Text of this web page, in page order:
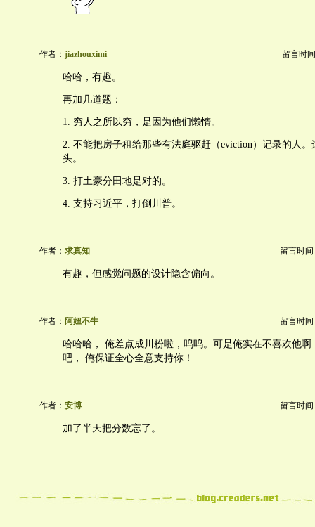
作者： jiazhouximi 留言时
哈哈，有趣。
再加几道题：
1. 穷人之所以穷，是因为他们懒惰。
2. 不能把房子租给那些有法庭驱赶（eviction）记录的人
头。
3. 打土豪分田地是对的。
4. 支持习近平，打倒川普。
作者： 求真知 留言时间
有趣，但感觉问题的设计隐含偏向。
作者： 阿妞不牛 留言时间
哈哈哈， 俺差点成川粉啦，呜呜。可是俺实在不喜欢他啊
吧， 俺保证全心全意支持你！
作者： 安博 留言时间
加了半天把分数忘了。